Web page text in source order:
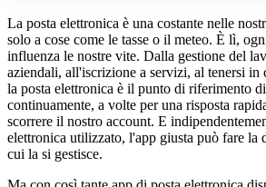
La posta elettronica è una costante nelle
solo a cose come le tasse o il meteo. È lì,
influenza le nostre vite. Dalla gestione del
aziendali, all'iscrizione a servizi, al tenersi in
la posta elettronica è il punto di riferimento
continuamente, a volte per una risposta
scorrere il nostro account. E
elettronica utilizzato, l'app giusta può fare la
cui la si gestisce.